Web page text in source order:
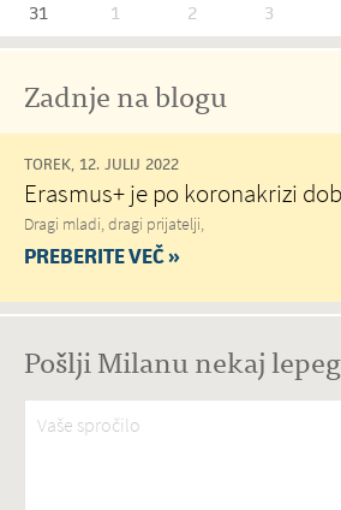
31
1 2 3
Zadnje na blogu
TOREK, 12. JULIJ 2022
Erasmus+ je po koronakrizi
Dragi mladi, dragi prijatelji,
PREBERITE VEČ »
Pošlji Milanu nekaj
Vaše spročilo*